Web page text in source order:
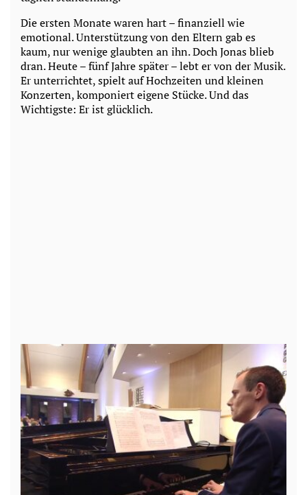
Die ersten Monate waren hart – finanziell wie
emotional. Unterstützung von den Eltern gab es
kaum, nur wenige glaubten an ihn. Doch Jonas blieb
dran. Heute – fünf Jahre später – lebt er von der Musik.
Er unterrichtet, spielt auf Hochzeiten und kleinen
Konzerten, komponiert eigene Stücke. Und das
Wichtigste: Er ist glücklich.